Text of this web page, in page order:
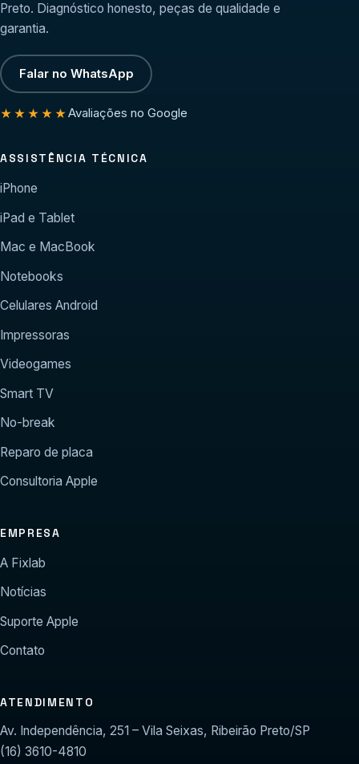
Preto. Diagnóstico honesto, peças de qualidade e
garantia.
Falar no WhatsApp
★★★★★Avaliações no Google
ASSISTÊNCIA TÉCNICA
iPhone
iPad e Tablet
Mac e MacBook
Notebooks
Celulares Android
Impressoras
Videogames
Smart TV
No-break
Reparo de placa
Consultoria Apple
EMPRESA
A Fixlab
Notícias
Suporte Apple
Contato
ATENDIMENTO
Av. Independência, 251 – Vila Seixas, Ribeirão Preto/SP
(16) 3610-4810